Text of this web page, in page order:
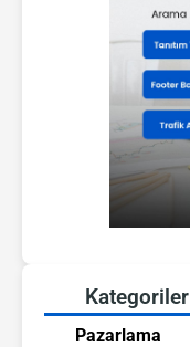
Kategoriler
Pazarlama